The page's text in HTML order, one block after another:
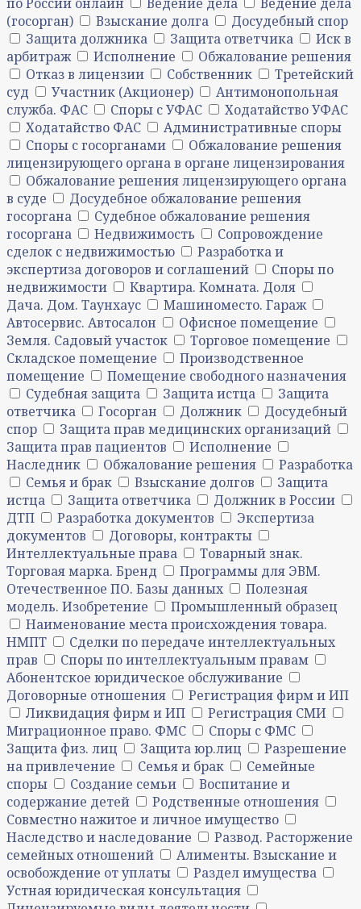
(госорган)
Взыскание долга
Досудебный спор
Защита должника
Защита ответчика
Иск в
арбитраж
Исполнение
Обжалование решения
Отказ в лицензии
Собственник
Третейский
суд
Участник (Акционер)
Антимонопольная
служба. ФАС
Споры с УФАС
Ходатайство УФАС
Ходатайство ФАС
Административные споры
Споры с госорганами
Обжалование решения
лицензирующего органа в органе лицензирования
Обжалование решения лицензирующего органа
в суде
Досудебное обжалование решения
госоргана
Судебное обжалование решения
госоргана
Недвижимость
Сопровождение
сделок с недвижимостью
Разработка и
экспертиза договоров и соглашений
Споры по
недвижимости
Квартира. Комната. Доля
Дача. Дом. Таунхаус
Машиноместо. Гараж
Автосервис. Автосалон
Офисное помещение
Земля. Садовый участок
Торговое помещение
Складское помещение
Производственное
помещение
Помещение свободного назначения
Судебная защита
Защита истца
Защита
ответчика
Госорган Должник
Досудебный
спор
Защита прав медицинских организаций
Защита прав пациентов
Исполнение
Наследник
Обжалование решения
Разработка
Семья и брак
Взыскание долгов
Защита
истца
Защита ответчика
Должник в России
ДТП
Разработка документов
Экспертиза
документов
Договоры, контракты
Интеллектуальные права
Товарный знак.
Торговая марка. Бренд
Программы для ЭВМ.
Отечественное ПО. Базы данных
Полезная
модель. Изобретение
Промышленный образец
Наименование места происхождения товара.
НМПТ
Сделки по передаче интеллектуальных
прав
Споры по интеллектуальным правам
Абонентское юридическое обслуживание
Договорные отношения
Регистрация фирм и ИП
Ликвидация фирм и ИП
Регистрация СМИ
Миграционное право. ФМС
Споры с ФМС
Защита физ. лиц
Защита юр.лиц
Разрешение
на привлечение
Семья и брак
Семейные
споры
Создание семьи
Воспитание и
содержание детей
Родственные отношения
Совместно нажитое и личное имущество
Наследство и наследование
Развод. Расторжение
семейных отношений
Алименты. Взыскание и
освобождение от уплаты
Раздел имущества
Устная юридическая консультация